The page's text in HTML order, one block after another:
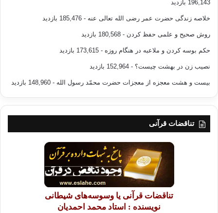
196,143 بازدید
خلاصه زندگی حضرت عمر رضی الله تعالی عنه - 185,476 بازدید
روش صحیح و علمی حفظ کردن - 180,568 بازدید
حکم بوسه کردن و ملاعبه در هنگام روزه - 173,615 بازدید
نصیب زن در بهشت چیست؟ - 152,964 بازدید
بیست و هشت معجزه از معجزات حضرت محمّد رسول الله - 148,960 بازدید
تناقضات قرآنی
تناقضات قرآنی یا وسوسه‌های شیطانی
نویسنده : استاد محمد احمدیان